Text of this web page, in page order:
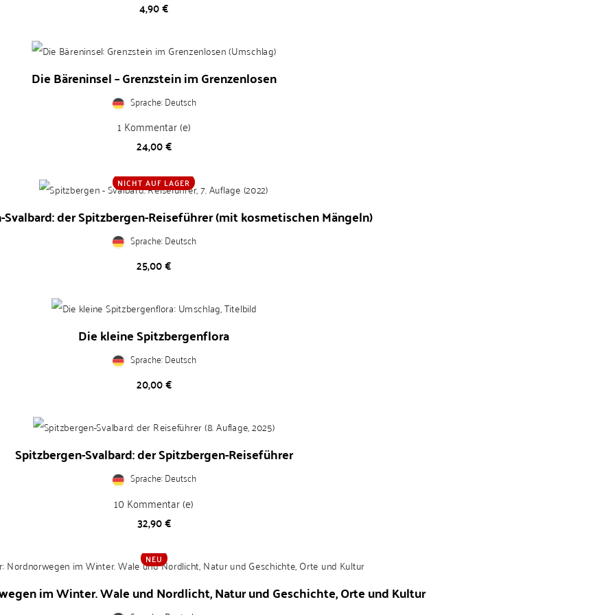
Preis
4,90 €
Die Bäreninsel – Grenzstein im Grenzenlosen
Sprache: Deutsch
1 Kommentar (e)
Preis
24,00 €
NICHT AUF LAGER
der Spitzbergen-Reiseführer (mit kosmetischen Mängeln)
Sprache: Deutsch
Preis
25,00 €
Die kleine Spitzbergenflora
Sprache: Deutsch
Preis
20,00 €
Spitzbergen-Svalbard: der Spitzbergen-Reiseführer
Sprache: Deutsch
10 Kommentar (e)
Preis
32,90 €
NEU
im Winter. Wale und Nordlicht, Natur und Geschichte, Orte und Kultur